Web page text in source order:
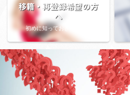
移籍・再登録希望の方
へ
初めに知っておきたい情報